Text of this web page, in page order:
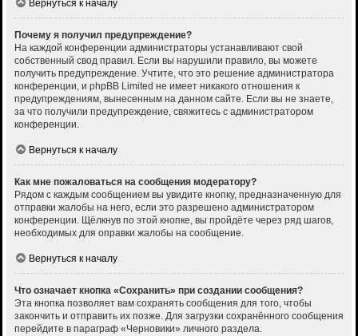
Вернуться к началу
Почему я получил предупреждение?
На каждой конференции администраторы устанавливают свой
собственный свод правил. Если вы нарушили правило, вы можете
получить предупреждение. Учтите, что это решение администратора
конференции, и phpBB Limited не имеет никакого отношения к
предупреждениям, вынесенным на данном сайте. Если вы не знаете,
за что получили предупреждение, свяжитесь с администратором
конференции.
Вернуться к началу
Как мне пожаловаться на сообщения модератору?
Рядом с каждым сообщением вы увидите кнопку, предназначенную для
отправки жалобы на него, если это разрешено администратором
конференции. Щёлкнув по этой кнопке, вы пройдёте через ряд шагов,
необходимых для оправки жалобы на сообщение.
Вернуться к началу
Что означает кнопка «Сохранить» при создании сообщения?
Эта кнопка позволяет вам сохранять сообщения для того, чтобы
закончить и отправить их позже. Для загрузки сохранённого сообщения
перейдите в параграф «Черновики» личного раздела.